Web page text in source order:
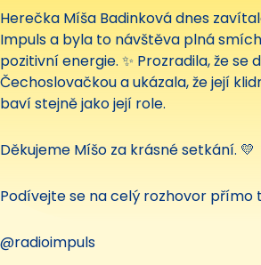
Herečka Míša Badinková dnes
Impuls a byla to návštěva plná
pozitivní energie. ✨ Prozradila, že
Čechoslovačkou a ukázala, že její
baví stejně jako její role.
Děkujeme Míšo za krásné setkání. 💛
Podívejte se na celý rozhovor přímo
@radioimpuls